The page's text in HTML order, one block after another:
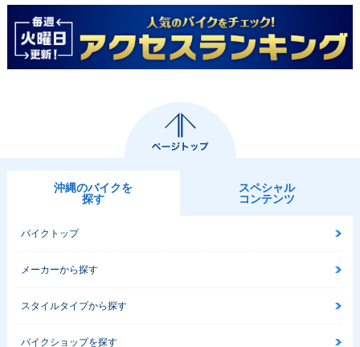
沖縄のバイクを
探す
スペシャル
コンテンツ
バイクトップ
メーカーから探す
スタイルタイプから探す
バイクショップを探す